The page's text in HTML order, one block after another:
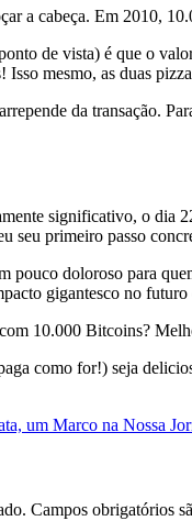
a cabeça. Em 2010,
de vista) é que o
Isso mesmo, as duas
da transação.
significativo, o dia
seu primeiro passo
pouco doloroso para
gigantesco no
10.000 Bitcoins?
como for!) seja
um Marco na Nossa
Campos obrigatórios